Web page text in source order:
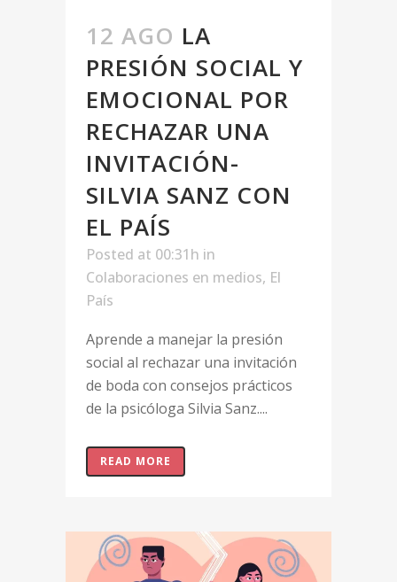
12 AGO LA
PRESIÓN SOCIAL Y
EMOCIONAL POR
RECHAZAR UNA
INVITACIÓN-
SILVIA SANZ CON
EL PAÍS
Posted at 00:31h in
Colaboraciones en medios, El
País
Aprende a manejar la presión
social al rechazar una invitación
de boda con consejos prácticos
de la psicóloga Silvia Sanz....
READ MORE